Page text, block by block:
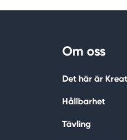
Om oss
Det här är
Hållbarhet
Tävling